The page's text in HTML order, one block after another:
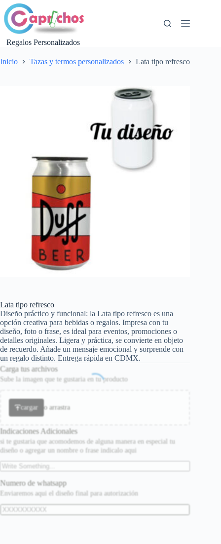
Saltar
al
contenido
Regalos Personalizados
Inicio Tazas y termos personalizados Lata tipo refresco
Lata tipo refresco
Diseño práctico y funcional: la Lata tipo refresco es una
opción creativa para bebidas o regalos. Impresa con tu
diseño, foto o frase, es ideal para eventos, promociones o
detalles originales. Ligera y práctica, se convierte en objeto
de recuerdo. Añade un mensaje emocional y sorprende con
un regalo distinto. Entrega rápida en CDMX.
Carga tus archivos
Sube la imagen que te gustaria en tu producto
cargar o arrastra
Indicaciones Adicionales
si te gustaria que acomodemos de alguna manera en especial tu
diseño o agregar un nombre o frase indicalo aqui
Numero de whatsapp
Enviaremos aqui el diseño final para autorización